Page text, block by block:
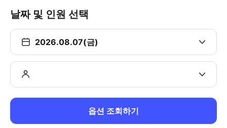
날짜 및 인원 선택
2026.08.07(금)
옵션 조회하기